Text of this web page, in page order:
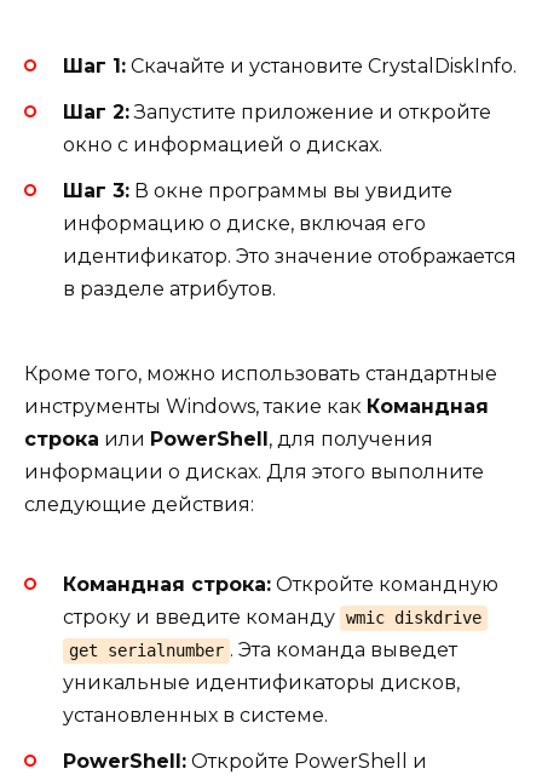
Шаг 1: Скачайте и установите CrystalDiskInfo.
Шаг 2:Запустите приложение и откройте
окно с информацией о дисках.
Шаг 3: В окне программы вы увидите
информацию о диске, включая его
идентификатор. Это значение отображается
в разделе атрибутов.
Кроме того, можно использовать стандартные
инструменты Windows, такие как Командная
строка или PowerShell , для получения
информации о дисках. Для этого выполните
следующие действия:
Командная строка: Откройте командную
строку и введите команду wmic diskdrive
get serialnumber . Эта команда выведет
уникальные идентификаторы дисков,
установленных в системе.
PowerShell: Откройте PowerShell и